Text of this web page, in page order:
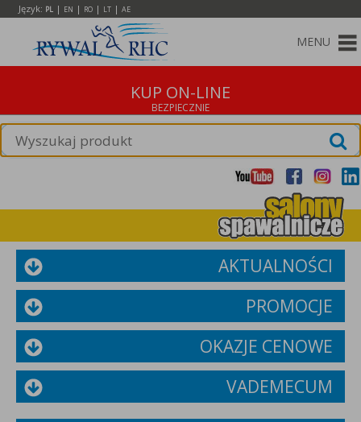
Język: PL | EN | RO | LT | AE
MENU
KUP ON-LINE
AKTUALNOŚCI
PROMOCJE
OKAZJE CENOWE
VADEMECUM